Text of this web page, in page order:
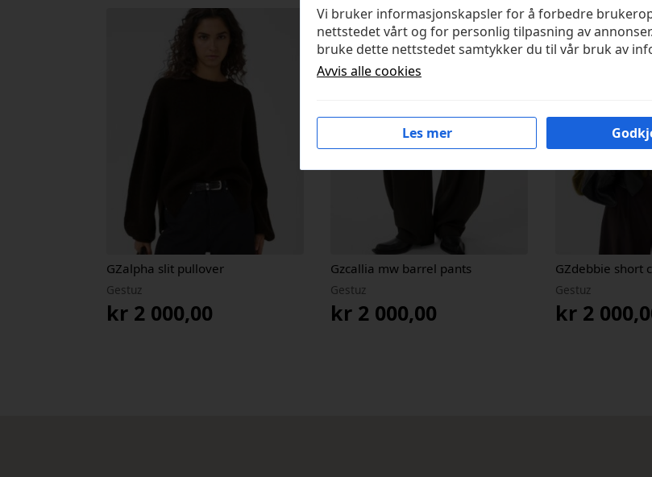
GZalpha slit pullover
Gestuz
kr 2 000,00
Gzcallia mw barrel pants
Gestuz
kr 2 000,00
GZdebbie short
Gestuz
kr2
Vi bruker informasjonskapsler for å forbedre
nettstedet vårt og for personlig tilpasning av
bruke dette nettstedet samtykker du til vår bruk av
Avvis alle cookies
Les mer